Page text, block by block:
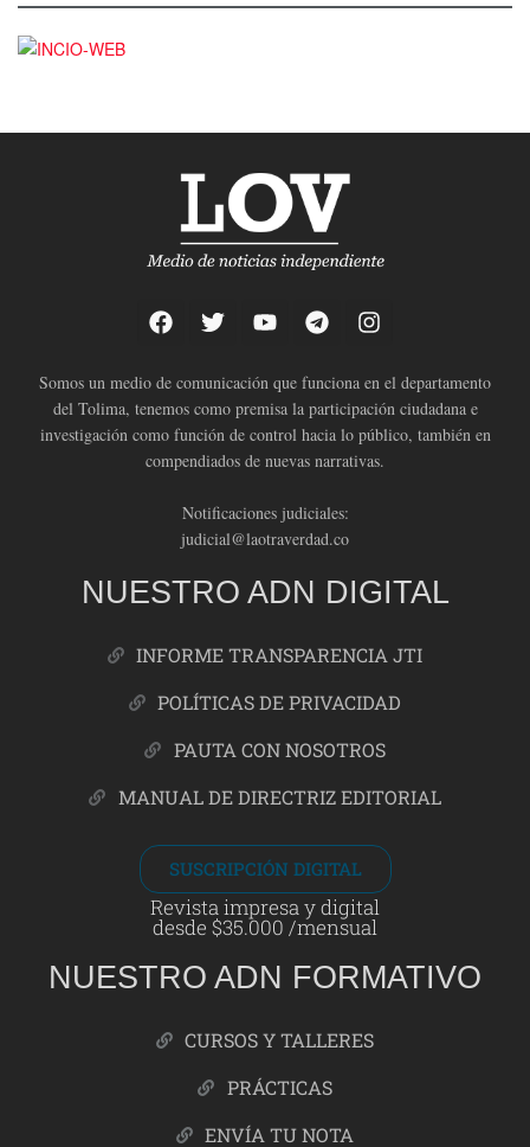
Somos un medio de comunicación que funciona en el departamento
del Tolima, tenemos como premisa la participación ciudadana e
investigación como función de control hacia lo público, también en
compendiados de nuevas narrativas.
Notificaciones judiciales:
judicial@laotraverdad.co
NUESTRO ADN DIGITAL
INFORME TRANSPARENCIA JTI
POLÍTICAS DE PRIVACIDAD
PAUTA CON NOSOTROS
MANUAL DE DIRECTRIZ EDITORIAL
SUSCRIPCIÓN DIGITAL
Revista impresa y digital
desde $35.000 /mensual
NUESTRO ADN FORMATIVO
CURSOS Y TALLERES
PRÁCTICAS
ENVÍA TU NOTA